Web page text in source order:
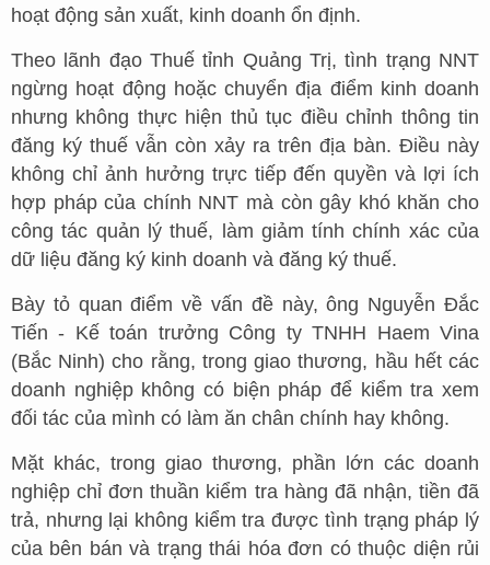
hoạt động sản xuất, kinh doanh ổn định.
Theo lãnh đạo Thuế tỉnh Quảng Trị, tình trạng NNT
ngừng hoạt động hoặc chuyển địa điểm kinh doanh
nhưng không thực hiện thủ tục điều chỉnh thông tin
đăng ký thuế vẫn còn xảy ra trên địa bàn. Điều này
không chỉ ảnh hưởng trực tiếp đến quyền và lợi ích
hợp pháp của chính NNT mà còn gây khó khăn cho
công tác quản lý thuế, làm giảm tính chính xác của
dữ liệu đăng ký kinh doanh và đăng ký thuế.
Bày tỏ quan điểm về vấn đề này, ông Nguyễn Đắc
Tiến - Kế toán trưởng Công ty TNHH Haem Vina
(Bắc Ninh) cho rằng, trong giao thương, hầu hết các
doanh nghiệp không có biện pháp để kiểm tra xem
đối tác của mình có làm ăn chân chính hay không.
Mặt khác, trong giao thương, phần lớn các doanh
nghiệp chỉ đơn thuần kiểm tra hàng đã nhận, tiền đã
trả, nhưng lại không kiểm tra được tình trạng pháp lý
của bên bán và trạng thái hóa đơn có thuộc diện rủi